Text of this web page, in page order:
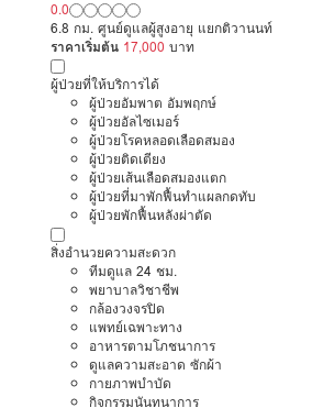
0.0
6.8 กม. ศูนย์ดูแลผู้สูงอายุ แยกติวานนท์
ราคาเริ่มต้น 17,000 บาท
ผู้ป่วยที่ให้บริการได้
ผู้ป่วยอัมพาต อัมพฤกษ์
ผู้ป่วยอัลไซเมอร์
ผู้ป่วยโรคหลอดเลือดสมอง
ผู้ป่วยติดเตียง
ผู้ป่วยเส้นเลือดสมองแตก
ผู้ป่วยที่มาพักฟื้นทำแผลกดทับ
ผู้ป่วยพักฟื้นหลังผ่าตัด
สิ่งอำนวยความสะดวก
ทีมดูแล 24 ชม.
พยาบาลวิชาชีพ
กล้องวงจรปิด
แพทย์เฉพาะทาง
อาหารตามโภชนาการ
ดูแลความสะอาด ซักผ้า
กายภาพบำบัด
กิจกรรมนันทนาการ